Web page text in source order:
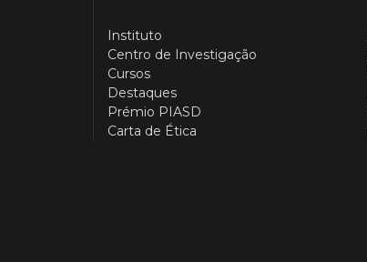
Instituto
Centro de Investigação
Cursos
Destaques
Prémio PIASD
Carta de Ética